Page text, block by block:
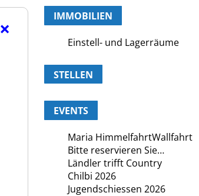
× IMMOBILIEN
Einstell- und Lagerräume
STELLEN
EVENTS
Maria HimmelfahrtWallfahrt
Bitte reservieren Sie…
Ländler trifft Country
Chilbi 2026
Jugendschiessen 2026